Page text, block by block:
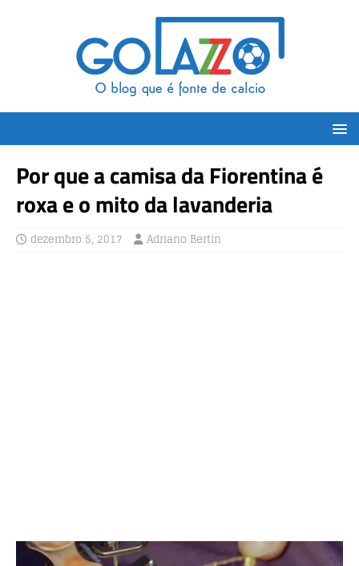
Por que a camisa da Fiorentina é
roxa e o mito da lavanderia
dezembro 5, 2017 Adriano Bertin